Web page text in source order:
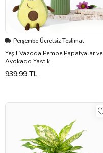
Perşembe Ücretsiz Teslimat
Yeşil Vazoda Pembe Papatyalar ve
Avokado Yastık
939,99 TL